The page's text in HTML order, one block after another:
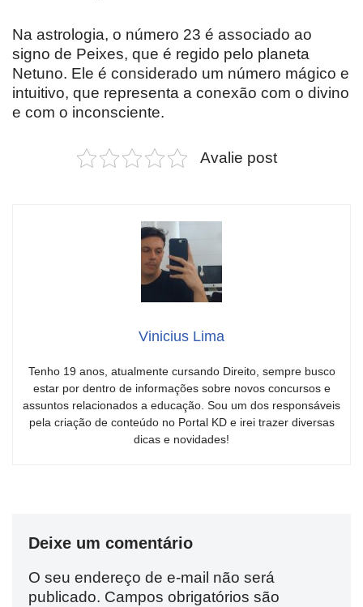
Na astrologia, o número 23 é associado ao
signo de Peixes, que é regido pelo planeta
Netuno. Ele é considerado um número mágico e
intuitivo, que representa a conexão com o divino
e com o inconsciente.
Avalie post
Vinicius Lima
Tenho 19 anos, atualmente cursando Direito, sempre busco
estar por dentro de informações sobre novos concursos e
assuntos relacionados a educação. Sou um dos responsáveis
pela criação de conteúdo no Portal KD e irei trazer diversas
dicas e novidades!
Deixe um comentário
O seu endereço de e-mail não será
publicado. Campos obrigatórios são